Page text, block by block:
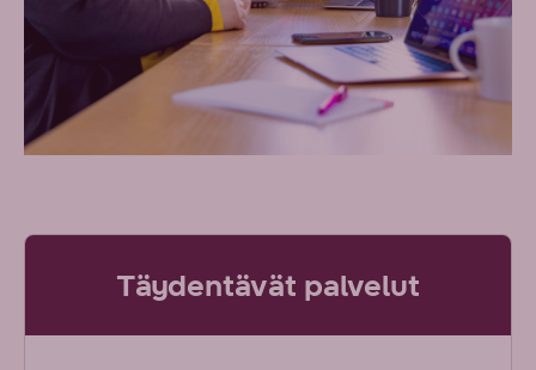
Täydentävät palvelut